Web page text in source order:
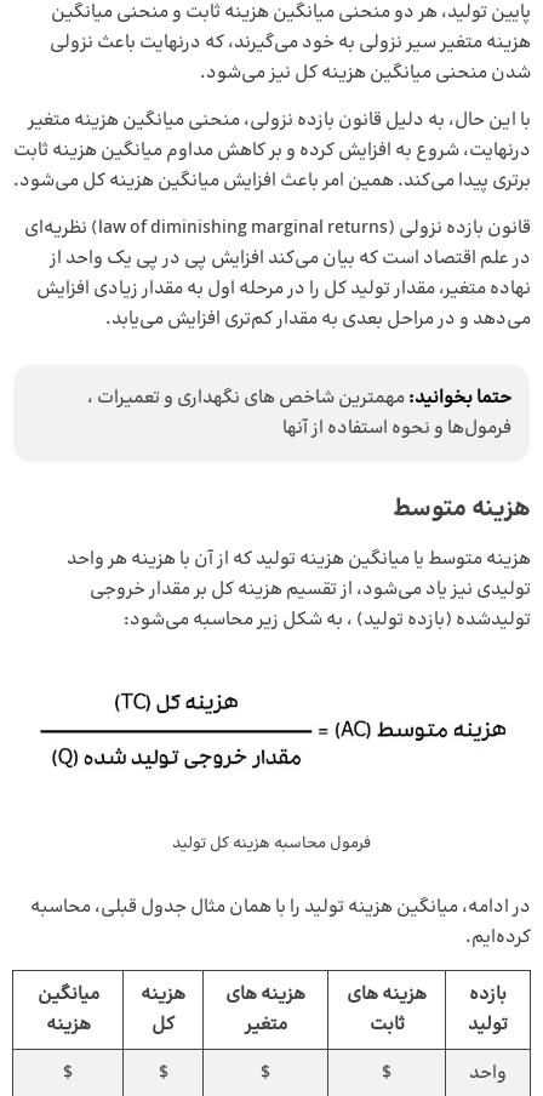
پایین تولید، هر دو منحنی میانگین هزینه ثابت و منحنی میانگین
هزینه متغیر سیر نزولی به خود می‌گیرند، که درنهایت باعث نزولی
شدن منحنی میانگین هزینه کل نیز می‌‎شود.
با این حال، به دلیل قانون بازده نزولی، منحنی میانگین هزینه متغیر
درنهایت، شروع به افزایش کرده و بر کاهش مداوم میانگین هزینه ثابت
برتری پیدا می‌کند. همین امر باعث افزایش میانگین هزینه کل می‌شود.
قانون بازده نزولی (law of diminishing marginal returns) نظریه‌ای
در علم اقتصاد است که بیان می‌کند افزایش پی در پی یک واحد از
نهاده متغیر، مقدار تولید کل را در مرحله اول به مقدار زیادی افزایش
می‌دهد و در مراحل بعدی به مقدار کم‌تری افزایش می‌یابد.
حتما بخوانید:مهمترین شاخص ‌های نگهداری و تعمیرات ،
فرمول‌ها و نحوه استفاده از آنها
هزینه متوسط
هزینه متوسط یا میانگین هزینه تولید که از آن با هزینه هر واحد
تولیدی نیز یاد می‌شود، از تقسیم هزینه کل بر مقدار خروجی
تولید‌شده (بازده تولید) ، به شکل زیر محاسبه می‌شود:
فرمول محاسبه هزینه کل تولید
در ادامه، میانگین هزینه تولید را با همان مثال جدول قبلی، محاسبه
کرده‌ایم.
بازده
تولید
هزینه های
ثابت
هزینه های
متغیر
هزینه
کل
میانگین
هزینه
واحد
$
$
$
$